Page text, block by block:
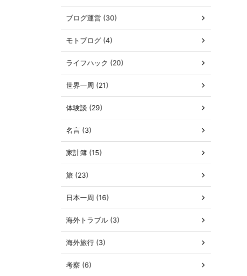
ブログ運営 (30)
モトブログ (4)
ライフハック (20)
世界一周 (21)
体験談 (29)
名言 (3)
家計簿 (15)
旅 (23)
日本一周 (16)
海外トラブル (3)
海外旅行 (3)
考察 (6)